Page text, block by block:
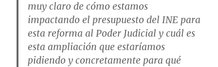
muy claro de cómo estamos
impactando el presupuesto del INE para
esta reforma al Poder Judicial y cuál es
esta ampliación que estaríamos
pidiendo y concretamente para qué